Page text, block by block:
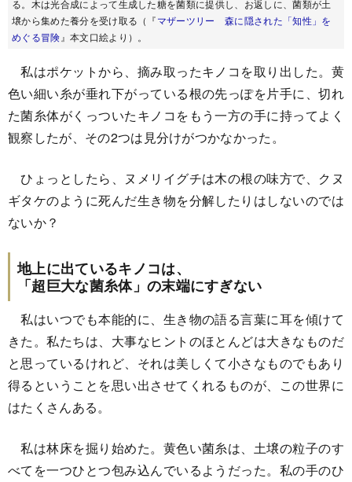
る。木は光合成によって生成した糖を菌類に提供し、お返しに、菌類が土
壌から集めた養分を受け取る（『マザーツリー 森に隠された「知性」を
めぐる冒険 』本文口絵より）。
私はポケットから、摘み取ったキノコを取り出した。黄
色い細い糸が垂れ下がっている根の先っぽを片手に、切れ
た菌糸体がくっついたキノコをもう一方の手に持ってよく
観察したが、その2つは見分けがつかなかった。
ひょっとしたら、ヌメリイグチは木の根の味方で、クヌ
ギタケのように死んだ生き物を分解したりはしないのでは
ないか？
地上に出ているキノコは、
「超巨大な菌糸体」の末端にすぎない
私はいつでも本能的に、生き物の語る言葉に耳を傾けて
きた。私たちは、大事なヒントのほとんどは大きなものだ
と思っているけれど、それは美しくて小さなものでもあり
得るということを思い出させてくれるものが、この世界に
はたくさんある。
私は林床を掘り始めた。黄色い菌糸は、土壌の粒子のす
べてを一つひとつ包み込んでいるようだった。私の手のひ